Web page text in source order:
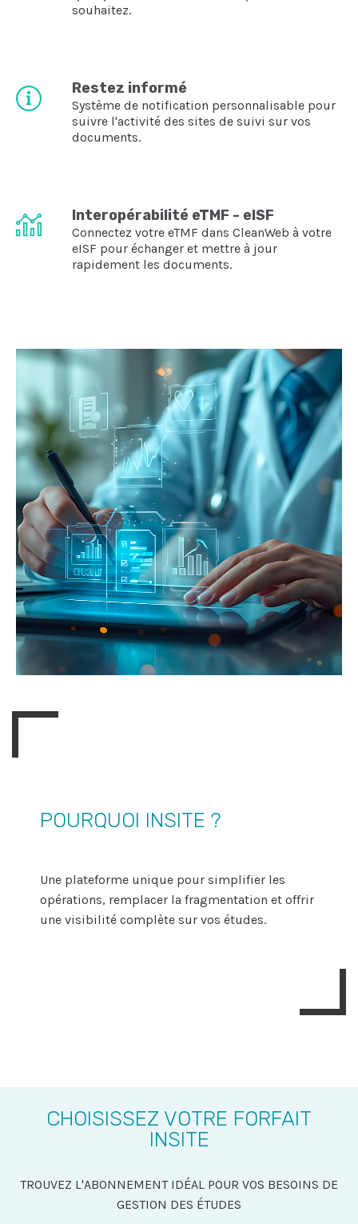
souhaitez.
Restez informé
Système de notification personnalisable pour
suivre l'activité des sites de suivi sur vos
documents.
Interopérabilité eTMF - eISF
Connectez votre eTMF dans CleanWeb à votre
eISF pour échanger et mettre à jour
rapidement les documents.
POURQUOI INSITE ?
Une plateforme unique pour simplifier les
opérations, remplacer la fragmentation et offrir
une visibilité complète sur vos études.
CHOISISSEZ VOTRE FORFAIT
INSITE
TROUVEZ L'ABONNEMENT IDÉAL POUR VOS BESOINS DE
GESTION DES ÉTUDES